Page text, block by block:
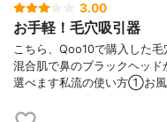
3.00
お手軽！毛穴吸引器
こちら、Qoo10で購入した
混合肌で鼻のブラックヘッ
選べます私流の使い方①お